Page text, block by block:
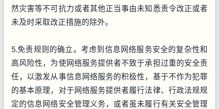
然灾害等不可抗力或者其他正当事由未知悉责令改正或者
未及时采取改正措施的除外。
5.免责规则的确立。考虑到信息网络服务安全的复杂性和
高风险性，为使网络服务提供者不致于承担过重的安全责
任，以激发从事信息网络服务的积极性，基于不作为犯罪
的基本原理，对于网络服务提供者履行法律、行政法规规
定的信息网络安全管理义务，或者虽未履行有关安全管理